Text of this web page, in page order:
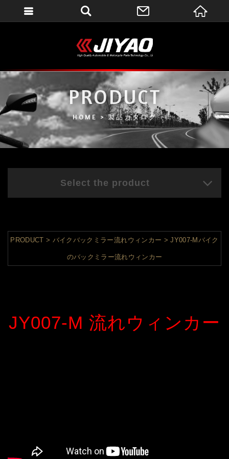
PRODUCT
HOME 製品カタログ
Select the product
PRODUCT バイクバックミラー流れウィンカー JY007-Mバイク
のバックミラー流れウィンカー
JY007-M 流れウィンカー
會員登入(燈箱)
加入會員
忘記密碼
密碼修改
訂單查詢
個人資料修改
會員登出
填寫匯款通知